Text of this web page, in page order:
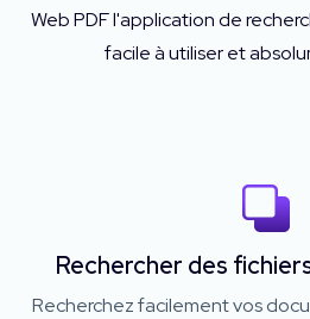
Web PDF l'application de
facile à utiliser et
Rechercher des
Recherchez facilement vos